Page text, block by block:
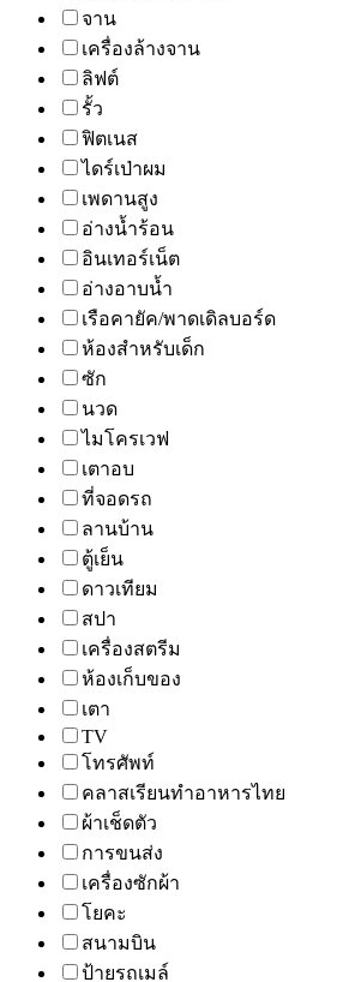
จาน
เครื่องล้างจาน
ลิฟต์
รั้ว
ฟิตเนส
ไดร์เป่าผม
เพดานสูง
อ่างน้ำร้อน
อินเทอร์เน็ต
อ่างอาบน้ำ
เรือคายัค/พาดเดิลบอร์ด
ห้องสำหรับเด็ก
ซัก
นวด
ไมโครเวฟ
เตาอบ
ที่จอดรถ
ลานบ้าน
ตู้เย็น
ดาวเทียม
สปา
เครื่องสตรีม
ห้องเก็บของ
เตา
TV
โทรศัพท์
คลาสเรียนทำอาหารไทย
ผ้าเช็ดตัว
การขนส่ง
เครื่องซักผ้า
โยคะ
สนามบิน
ป้ายรถเมล์